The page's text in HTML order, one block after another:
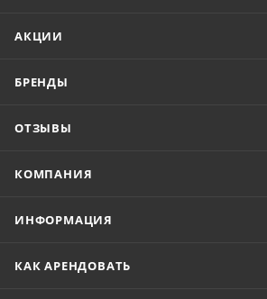
АКЦИИ
БРЕНДЫ
ОТЗЫВЫ
КОМПАНИЯ
ИНФОРМАЦИЯ
КАК АРЕНДОВАТЬ